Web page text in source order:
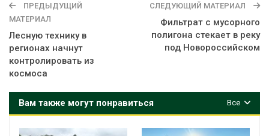
ПРЕДЫДУЩИЙ
МАТЕРИАЛ
Лесную технику в
регионах начнут
контролировать из
космоса
СЛЕДУЮЩИЙ МАТЕРИАЛ
Фильтрат с мусорного
полигона стекает в реку
под Новороссийском
Все
Вам также могут понравиться